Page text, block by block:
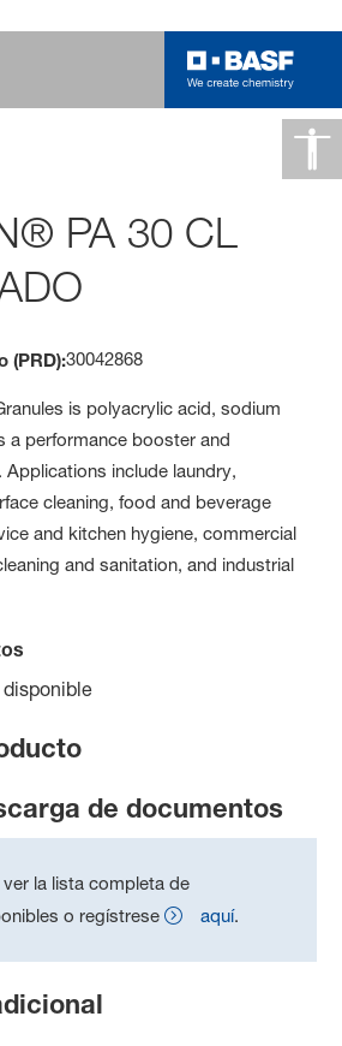
PA 30 CL
(PRD):30042868
is polyacrylic acid, sodium
a performance booster and
include laundry,
cleaning, food and beverage
and kitchen hygiene, commercial
and sanitation, and industrial
de documentos
la lista completa de
o regístrese
aquí.